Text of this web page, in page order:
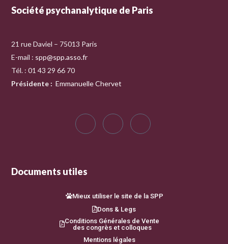
Société psychanalytique de Paris
21 rue Daviel – 75013 Paris
E-mail : spp@spp.asso.fr
Tél. : 01 43 29 66 70
Présidente : Emmanuelle Chervet
Documents utiles
Mieux utiliser le site de la SPP
Dons & Legs
Conditions Générales de Vente
des congrès et colloques
Mentions légales